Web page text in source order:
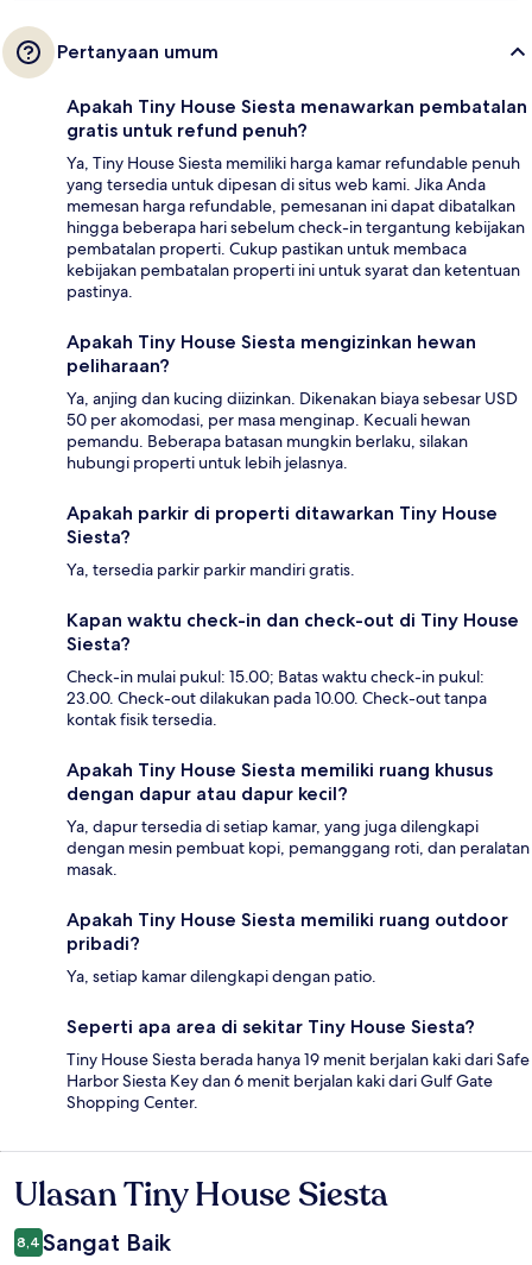
Pertanyaan umum
Apakah Tiny House Siesta menawarkan pembatalan
gratis untuk refund penuh?
Ya, Tiny House Siesta memiliki harga kamar refundable penuh
yang tersedia untuk dipesan di situs web kami. Jika Anda
memesan harga refundable, pemesanan ini dapat dibatalkan
hingga beberapa hari sebelum check-in tergantung kebijakan
pembatalan properti. Cukup pastikan untuk membaca
kebijakan pembatalan properti ini untuk syarat dan ketentuan
pastinya.
Apakah Tiny House Siesta mengizinkan hewan
peliharaan?
Ya, anjing dan kucing diizinkan. Dikenakan biaya sebesar USD
50 per akomodasi, per masa menginap. Kecuali hewan
pemandu. Beberapa batasan mungkin berlaku, silakan
hubungi properti untuk lebih jelasnya.
Apakah parkir di properti ditawarkan Tiny House
Siesta?
Ya, tersedia parkir parkir mandiri gratis.
Kapan waktu check-in dan check-out di Tiny House
Siesta?
Check-in mulai pukul: 15.00; Batas waktu check-in pukul:
23.00. Check-out dilakukan pada 10.00. Check-out tanpa
kontak fisik tersedia.
Apakah Tiny House Siesta memiliki ruang khusus
dengan dapur atau dapur kecil?
Ya, dapur tersedia di setiap kamar, yang juga dilengkapi
dengan mesin pembuat kopi, pemanggang roti, dan peralatan
masak.
Apakah Tiny House Siesta memiliki ruang outdoor
pribadi?
Ya, setiap kamar dilengkapi dengan patio.
Seperti apa area di sekitar Tiny House Siesta?
Tiny House Siesta berada hanya 19 menit berjalan kaki dari Safe
Harbor Siesta Key dan 6 menit berjalan kaki dari Gulf Gate
Shopping Center.
Ulasan
Ulasan Tiny House Siesta
8,4 Sangat Baik